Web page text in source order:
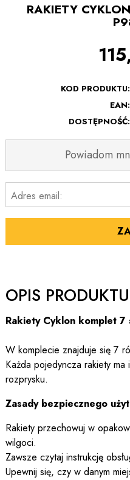
RAKIETY
KOD PRODUKTU:
EAN:
DOSTĘPNOŚĆ:
Powiadom
Adres email:
OPIS
Rakiety Cyklon komplet
W komplecie znajduje się 7
Każda pojedyncza rakiety
rozprysku.
Zasady bezpiecznego
Rakiety przechowuj w
wilgoci.
Zawsze czytaj instrukcję
Upewnij się, czy w danym